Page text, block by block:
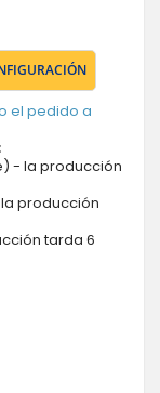
el pedido a
- la producción
producción
tarda 6